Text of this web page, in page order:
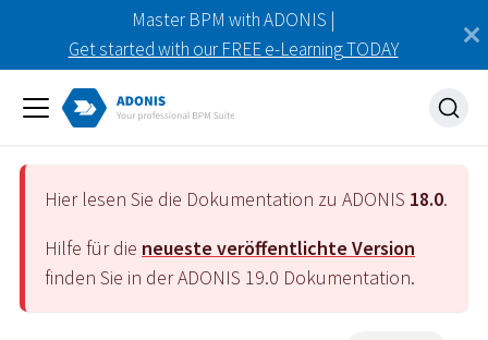
Master BPM with ADONIS |
Get started with our FREE e-Learning TODAY
Hier lesen Sie die Dokumentation zu ADONIS 18.0.
Hilfe für die neueste veröffentlichte Version
finden Sie in der ADONIS 19.0 Dokumentation.